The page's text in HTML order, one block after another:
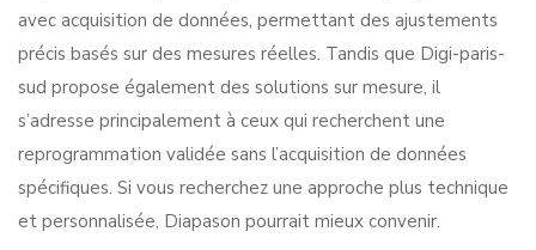
avec acquisition de données, permettant des ajustements
précis basés sur des mesures réelles. Tandis que Digi-paris-
sud propose également des solutions sur mesure, il
s’adresse principalement à ceux qui recherchent une
reprogrammation validée sans l’acquisition de données
spécifiques. Si vous recherchez une approche plus technique
et personnalisée, Diapason pourrait mieux convenir.